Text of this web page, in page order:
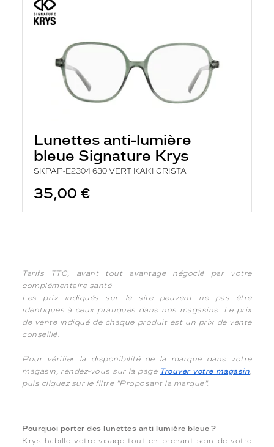
Lunettes anti-lumière
bleue Signature Krys
SKPAP-E2304 630 VERT KAKI CRISTA
35,00 €
Tarifs TTC, avant tout avantage négocié par votre
complémentaire santé
Les prix indiqués sur le site peuvent ne pas être
identiques à ceux pratiqués dans nos magasins. Le prix
de vente indiqué de chaque produit est un prix de vente
conseillé.
Pour vérifier la disponibilité de la marque dans votre
magasin, rendez-vous sur la page Trouver votre magasin,
puis cliquez sur le filtre "Proposant la marque".
Pourquoi porter des lunettes anti lumière bleue ?
Krys habille votre visage tout en prenant soin de votre